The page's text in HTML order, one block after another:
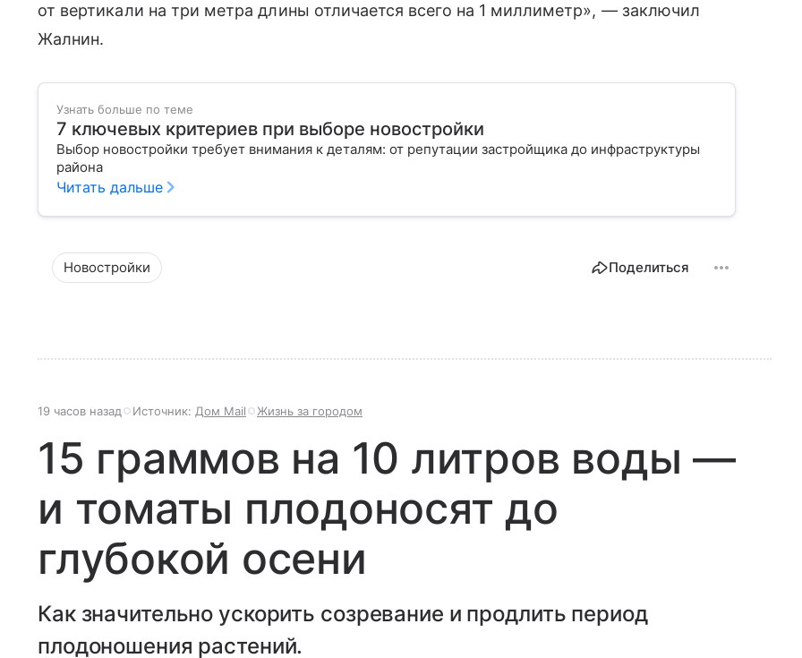
от вертикали на три метра длины отличается всего на 1 миллиметр», — заключил
Жалнин.
Узнать больше по теме
7 ключевых критериев при выборе новостройки
Выбор новостройки требует внимания к деталям: от репутации застройщика до инфраструктуры
района
Читать дальше
Новостройки Поделиться
19 часов назад Источник: Дом Mail Жизнь за городом
15 граммов на 10 литров воды —
и томаты плодоносят до
глубокой осени
Как значительно ускорить созревание и продлить период
плодоношения растений.